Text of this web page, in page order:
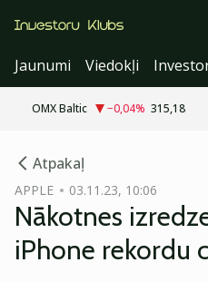
Jaunumi
Viedokļi
OMX Baltic −0,04% 315,18
Atpakaļ
APPLE 03.11.23, 10:06
Nākotnes
iPhone rekordu